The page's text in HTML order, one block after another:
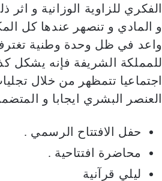
الفكري للزاوية الوزانية و
و المادي و تنصهر عندها كل
واعد في ظل وحدة وطنية تغترف
للمملكة الشريفة فإنه يشكل
اجتماعيا تتمظهر من خلال
العنصر البشري ايجابا و
حفل الافتتاح الرسمي .
محاضرة افتتاحية .
ليلي قرآنية